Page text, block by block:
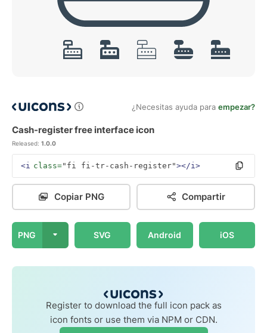
¿Necesitas ayuda para empezar?
Cash-register free interface icon
Released: 1.0.0
<i class="fi fi-tr-cash-register"></i>
Copiar PNG Compartir
PNG SVG Android iOS
Register to download the full icon pack as
icon fonts or use them via NPM or CDN.